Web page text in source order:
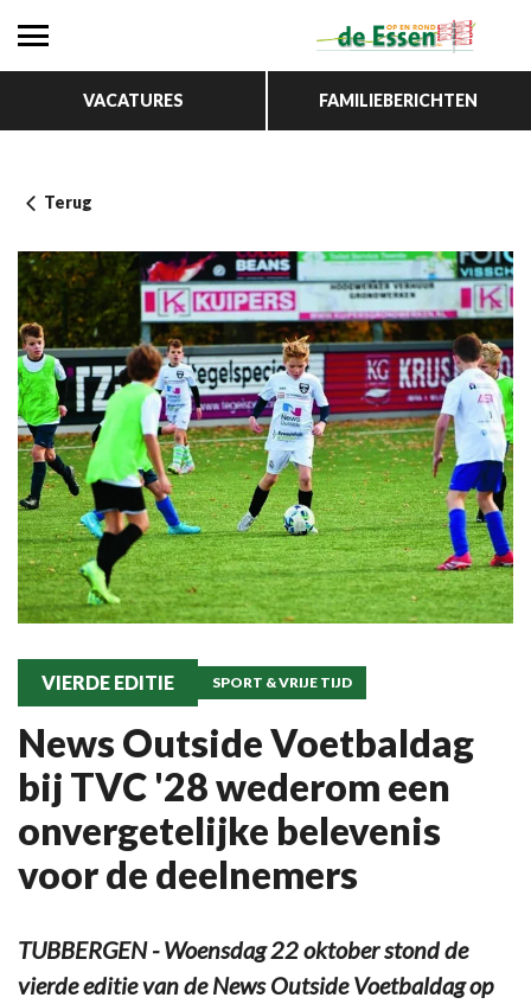
VACATURES FAMILIEBERICHTEN
Terug
VIERDE EDITIE SPORT & VRIJE TIJD
News Outside Voetbaldag
bij TVC '28 wederom een
onvergetelijke belevenis
voor de deelnemers
TUBBERGEN - Woensdag 22 oktober stond de
vierde editie van de News Outside Voetbaldag op